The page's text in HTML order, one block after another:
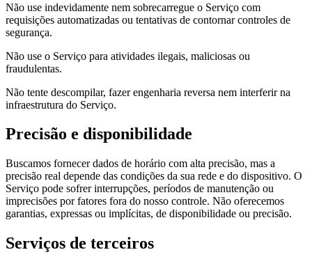
Não use indevidamente nem sobrecarregue o Serviço com
requisições automatizadas ou tentativas de contornar controles de
segurança.
Não use o Serviço para atividades ilegais, maliciosas ou
fraudulentas.
Não tente descompilar, fazer engenharia reversa nem interferir na
infraestrutura do Serviço.
Precisão e disponibilidade
Buscamos fornecer dados de horário com alta precisão, mas a
precisão real depende das condições da sua rede e do dispositivo. O
Serviço pode sofrer interrupções, períodos de manutenção ou
imprecisões por fatores fora do nosso controle. Não oferecemos
garantias, expressas ou implícitas, de disponibilidade ou precisão.
Serviços de terceiros